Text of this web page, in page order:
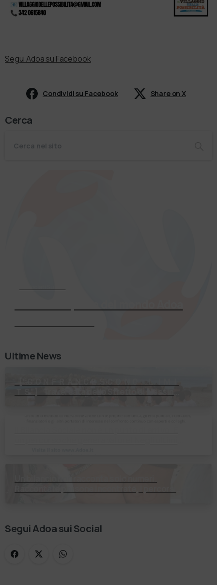
Segui Adoa su Facebook
Condividi su Facebook Share on X
Cerca
Ultime News
Segui Adoa sui Social